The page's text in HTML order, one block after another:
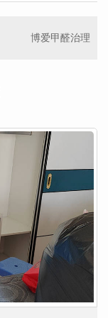
博爱甲醛治理